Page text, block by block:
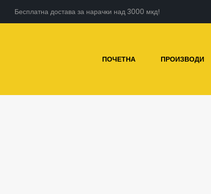
Бесплатна достава за нарачки над 3000 мкд!
ПОЧЕТНА ПРОИЗВОДИ